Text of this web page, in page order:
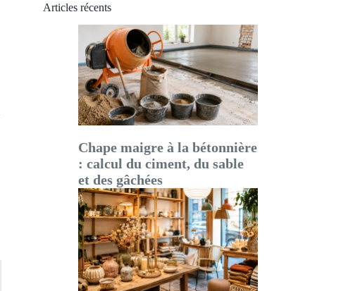
Articles récents
Chape maigre à la bétonnière
: calcul du ciment, du sable
et des gâchées